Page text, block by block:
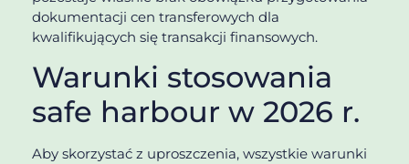
dokumentacji cen transferowych dla
kwalifikujących się transakcji finansowych.
Warunki stosowania
safe harbour w 2026 r.
Aby skorzystać z uproszczenia, wszystkie warunki